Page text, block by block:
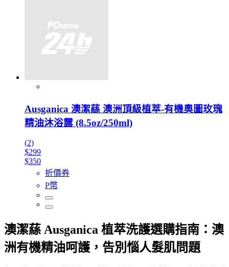
Ausganica 澳潔蕬 澳洲頂級植萃-有機奧圖玫瑰
精油沐浴露 (8.5oz/250ml)
(2)
$299
$350
折價券
P幣
澳潔蕬 Ausganica 植萃洗護選購指南：澳
洲有機精油呵護，告別惱人髮肌問題